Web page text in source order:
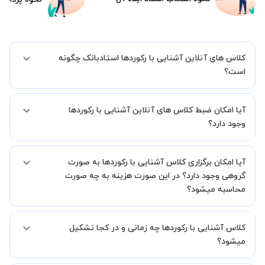
کلاس های آنلاین آشنایی با رکوردها استادبانک چگونه
است؟
شما میدهیم که استاد شما پیش از جلسه تمامی موارد لازم برای برگزاری
یک کلاس آنلاین با کیفیت و مفید را به شما توضیح خواهند داد.
آیا امکان ضبط کلاس های آنلاین آشنایی با رکوردها
وجود دارد؟
کنید.
آیا امکان برگزاری کلاس آشنایی با رکوردها به صورت
گروهی وجود دارد؟ در این صورت هزینه به چه صورت
محاسبه میشود؟
صورتیکه مایل هستید کلاس ها را در کنار دوستان و یا آشنایان خود به
صورت گروهی برگزار کنید، این امکان وجود دارد. در این حالت، به ازای هر
کلاس آشنایی با رکوردها چه زمانی و در کجا تشکیل
میشود؟